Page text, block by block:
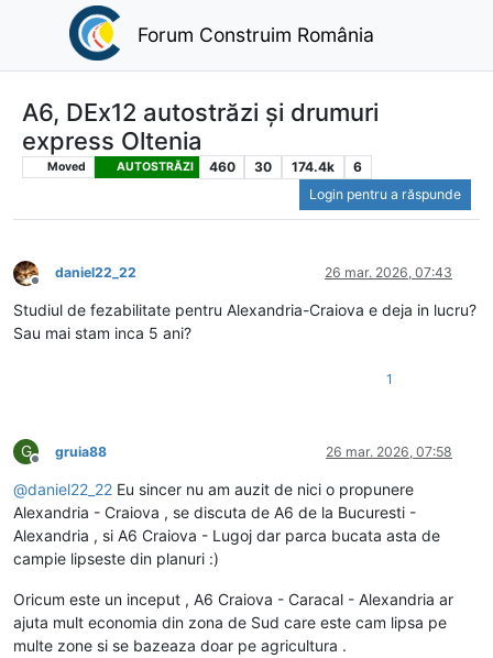
Forum Construim România
A6, DEx12 autostrăzi și drumuri
express Oltenia
Moved AUTOSTRĂZI 460 30 174.4k
6
Login pentru a răspunde
Deconectat
daniel22_22 26 mar. 2026, 07:43
Studiul de fezabilitate pentru Alexandria-Craiova e deja in lucru?
Sau mai stam inca 5 ani?
1
G
Deconectat
gruia88 26 mar. 2026, 07:58
@daniel22_22 Eu sincer nu am auzit de nici o propunere
Alexandria - Craiova , se discuta de A6 de la Bucuresti -
Alexandria , si A6 Craiova - Lugoj dar parca bucata asta de
campie lipseste din planuri :)
Oricum este un inceput , A6 Craiova - Caracal - Alexandria ar
ajuta mult economia din zona de Sud care este cam lipsa pe
multe zone si se bazeaza doar pe agricultura .